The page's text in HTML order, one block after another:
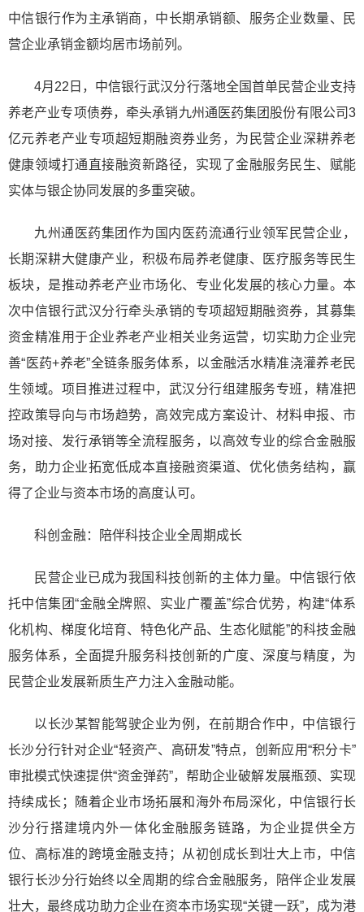
中信银行作为主承销商，中长期承销额、服务企业数量、民
营企业承销金额均居市场前列。
4月22日，中信银行武汉分行落地全国首单民营企业支持
养老产业专项债券，牵头承销九州通医药集团股份有限公司3
亿元养老产业专项超短期融资券业务，为民营企业深耕养老
健康领域打通直接融资新路径，实现了金融服务民生、赋能
实体与银企协同发展的多重突破。
九州通医药集团作为国内医药流通行业领军民营企业，
长期深耕大健康产业，积极布局养老健康、医疗服务等民生
板块，是推动养老产业市场化、专业化发展的核心力量。本
次中信银行武汉分行牵头承销的专项超短期融资券，其募集
资金精准用于企业养老产业相关业务运营，切实助力企业完
善“医药+养老”全链条服务体系，以金融活水精准浇灌养老民
生领域。项目推进过程中，武汉分行组建服务专班，精准把
控政策导向与市场趋势，高效完成方案设计、材料申报、市
场对接、发行承销等全流程服务，以高效专业的综合金融服
务，助力企业拓宽低成本直接融资渠道、优化债务结构，赢
得了企业与资本市场的高度认可。
科创金融：陪伴科技企业全周期成长
民营企业已成为我国科技创新的主体力量。中信银行依
托中信集团“金融全牌照、实业广覆盖”综合优势，构建“体系
化机构、梯度化培育、特色化产品、生态化赋能”的科技金融
服务体系，全面提升服务科技创新的广度、深度与精度，为
民营企业发展新质生产力注入金融动能。
以长沙某智能驾驶企业为例，在前期合作中，中信银行
长沙分行针对企业“轻资产、高研发”特点，创新应用“积分卡”
审批模式快速提供“资金弹药”，帮助企业破解发展瓶颈、实现
持续成长；随着企业市场拓展和海外布局深化，中信银行长
沙分行搭建境内外一体化金融服务链路，为企业提供全方
位、高标准的跨境金融支持；从初创成长到壮大上市，中信
银行长沙分行始终以全周期的综合金融服务，陪伴企业发展
壮大，最终成功助力企业在资本市场实现“关键一跃”，成为港